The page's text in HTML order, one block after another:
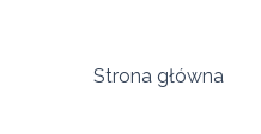
Strona główna